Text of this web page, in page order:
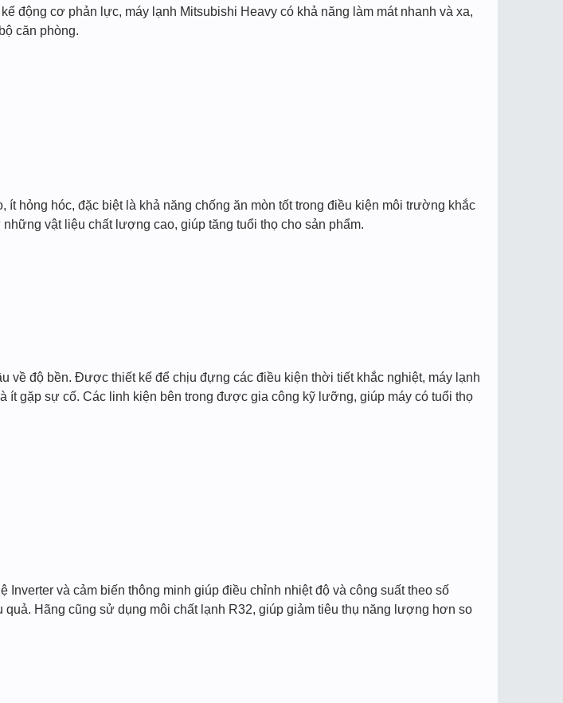
động cơ phản lực, máy lạnh Mitsubishi Heavy có khả năng làm mát nhanh và xa,
căn phòng.
hỏng hóc, đặc biệt là khả năng chống ăn mòn tốt trong điều kiện môi trường khắc
vật liệu chất lượng cao, giúp tăng tuổi thọ cho sản phẩm.
về độ bền. Được thiết kế để chịu đựng các điều kiện thời tiết khắc nghiệt, máy lạnh
ít gặp sự cố. Các linh kiện bên trong được gia công kỹ lưỡng, giúp máy có tuổi thọ
Inverter và cảm biến thông minh giúp điều chỉnh nhiệt độ và công suất theo số
Hãng cũng sử dụng môi chất lạnh R32, giúp giảm tiêu thụ năng lượng hơn so